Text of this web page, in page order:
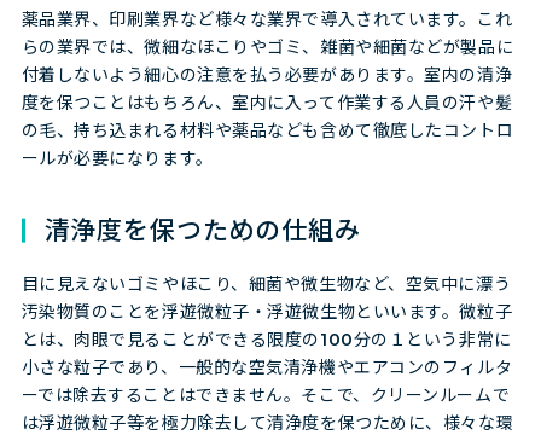
薬品業界、印刷業界など様々な業界で導入されています。これ
らの業界では、微細なほこりやゴミ、雑菌や細菌などが製品に
付着しないよう細心の注意を払う必要があります。室内の清浄
度を保つことはもちろん、室内に入って作業する人員の汗や髪
の毛、持ち込まれる材料や薬品なども含めて徹底したコントロ
ールが必要になります。
清浄度を保つための仕組み
目に見えないゴミやほこり、細菌や微生物など、空気中に漂う
汚染物質のことを浮遊微粒子・浮遊微生物といいます。微粒子
とは、肉眼で見ることができる限度の100分の１という非常に
小さな粒子であり、一般的な空気清浄機やエアコンのフィルタ
ーでは除去することはできません。そこで、クリーンルームで
は浮遊微粒子等を極力除去して清浄度を保つために、様々な環